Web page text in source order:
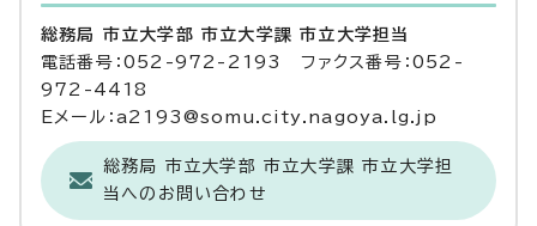
総務局 市立大学部 市立大学課 市立大学担当
電話番号：052-972-2193 ファクス番号：052-
972-4418
Eメール：a2193@somu.city.nagoya.lg.jp
総務局 市立大学部 市立大学課 市立大学担
当へのお問い合わせ